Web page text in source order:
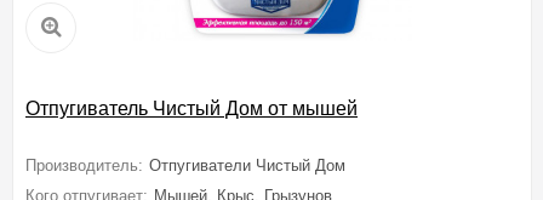
Отпугиватель Чистый Дом от мышей
Производитель: Отпугиватели Чистый Дом
Кого отпугивает: Мышей, Крыс, Грызунов